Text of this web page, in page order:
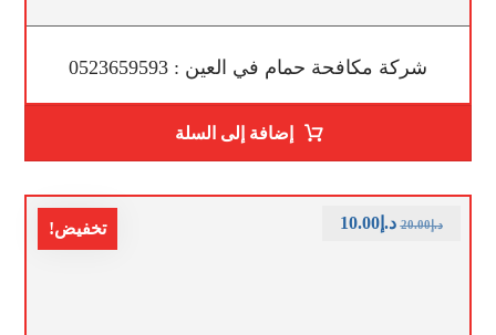
شركة مكافحة حمام في العين : 0523659593
إضافة إلى السلة
تخفيض! د.إ20.00 د.إ10.00